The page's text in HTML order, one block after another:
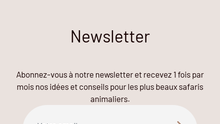
Newsletter
Abonnez-vous à notre newsletter et recevez 1 fois par
mois nos idées et conseils pour les plus beaux safaris
animaliers.